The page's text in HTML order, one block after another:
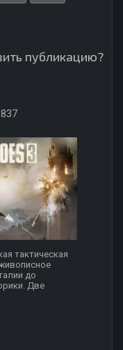
публикацию?
тактическая
до
Две